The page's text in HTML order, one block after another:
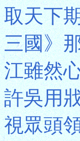
取天下
三國》
江雖然
許吳用
視眾頭